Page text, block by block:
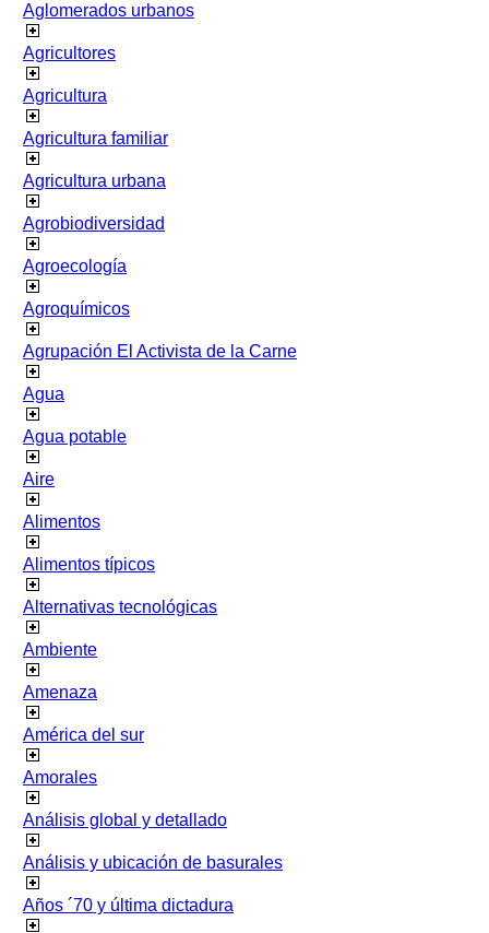
Aglomerados urbanos
Agricultores
Agricultura
Agricultura familiar
Agricultura urbana
Agrobiodiversidad
Agroecología
Agroquímicos
Agrupación El Activista de la Carne
Agua
Agua potable
Aire
Alimentos
Alimentos típicos
Alternativas tecnológicas
Ambiente
Amenaza
América del sur
Amorales
Análisis global y detallado
Análisis y ubicación de basurales
Años ´70 y última dictadura